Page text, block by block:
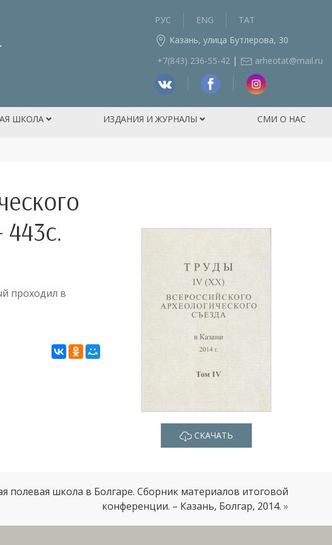
РУС ENG
ТАТ
Казань, улица Бутлерова, 30
+7(843) 236‑55-42 | arheotat@mail.ru
ШКОЛА ИЗДАНИЯ И ЖУРНАЛЫ СМИ О НАС
проходил в
СКАЧАТЬ
полевая школа в Болгаре. Сборник материалов итоговой
конференции. – Казань, Болгар, 2014. »